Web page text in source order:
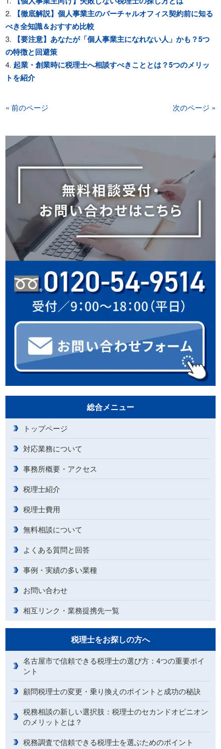
【徹底解説】個人事業主のバーチャルオフィス契約前に知る
べき全知識＆おすすめ比較
【要注意】あなたが「個人事業主になれない人」かも？5つ
の特徴と回避策
起業・創業時に税理士へ相談すべきこととは？5つのメリッ
トを紹介
« 前のページ 次のページ »
総合メニュー
トップページ
対応業務について
事務所概要・アクセス
税理士紹介
税理士費用
無料相談について
よくある質問と回答
事例・実績の多い業種
お問い合わせ
相互リンク・業務提携先一覧
税理士をお探しの方へ
名古屋市で信頼できる税理士の選び方：4つの重要ポイ
ント
顧問税理士の変更・乗り換えのポイントと成功の秘訣
税務相談の新しい選択肢：税理士のセカンドオピニオン
のメリットとは？
税務調査で信頼できる税理士を選ぶためのポイント